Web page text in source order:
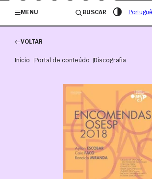
/governosp
MENU
BUSCAR
VOLTAR
Início Portal de conteúdo Discografia